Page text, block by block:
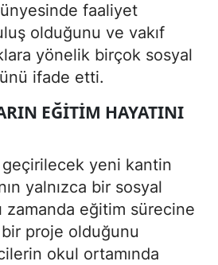
faaliyet
olduğunu ve vakıf
yönelik birçok sosyal
ifade etti.
EĞITIM HAYATINI
yeni kantin
yalnızca bir sosyal
zamanda eğitim sürecine
proje olduğunu
okul ortamında